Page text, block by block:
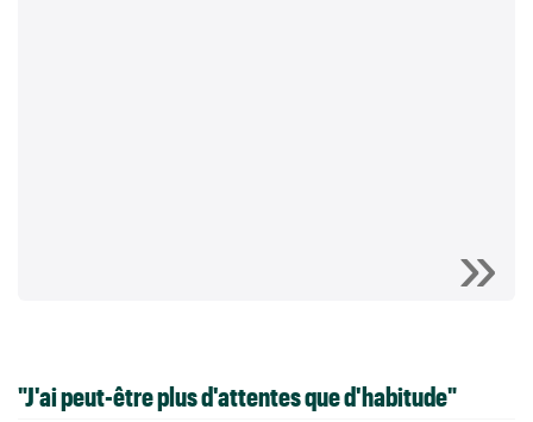
"J'ai peut-être plus d'attentes que d'habitude"